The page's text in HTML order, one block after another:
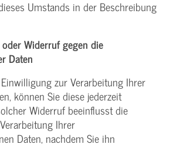
Umstands in der Beschreibung
Widerruf gegen die
Daten
zur Verarbeitung Ihrer
können Sie diese jederzeit
Widerruf beeinflusst die
Ihrer
Daten, nachdem Sie ihn